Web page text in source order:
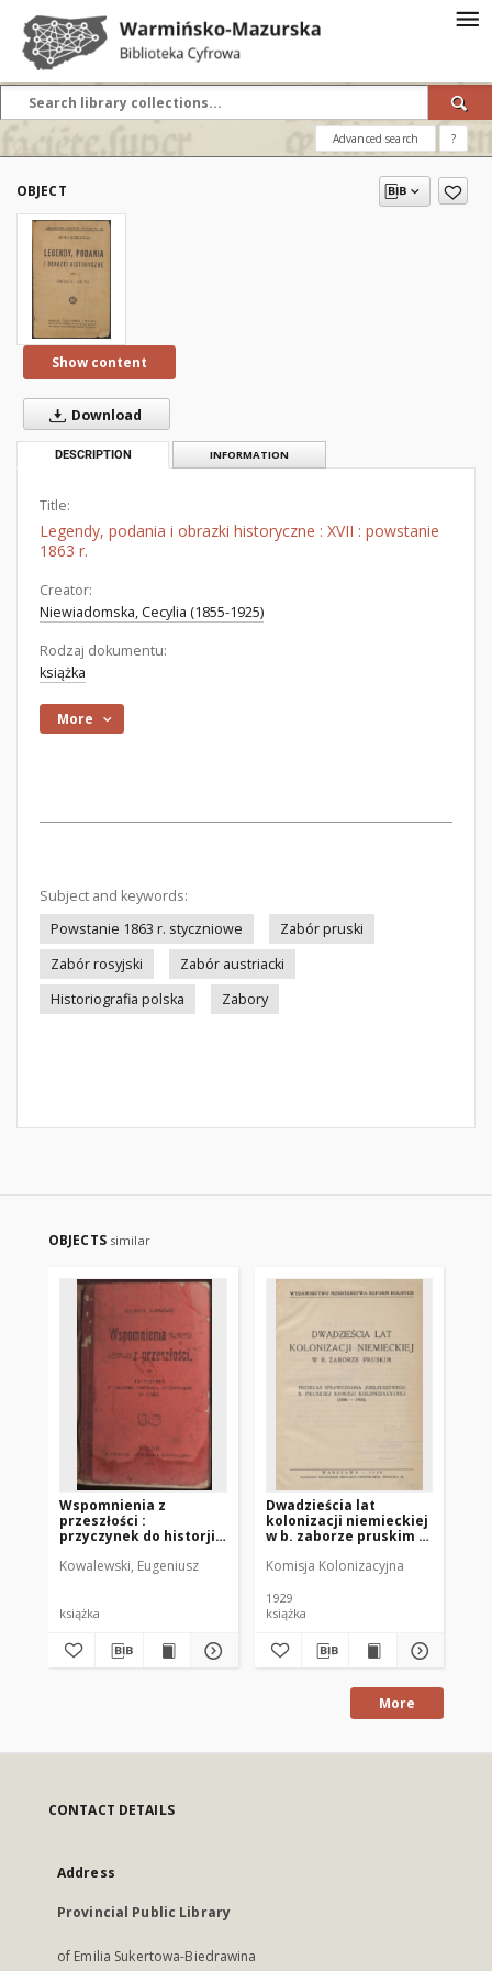
Advanced search ?
OBJECT
Show content
Download
DESCRIPTION INFORMATION
Title:
Legendy, podania i obrazki historyczne : XVII : powstanie
1863 r.
Creator:
Niewiadomska, Cecylia (1855-1925)
Rodzaj dokumentu:
książka
More
Subject and keywords:
Powstanie 1863 r. styczniowe
Zabór pruski
Zabór rosyjski
Zabór austriacki
Historiografia polska
Zabory
OBJECTS similar
Wspomnienia z
przeszłości :
przyczynek do historji
Styczniowego na Litwie
Kowalewski, Eugeniusz
książka
Dwadzieścia lat
kolonizacji niemieckiej
w b. zaborze pruskim :
jubileuszowego b.
Kolonizacyjnej (1886-
1906)
Komisja Kolonizacyjna
1929
książka
More
CONTACT DETAILS
Address
Provincial Public Library
of Emilia Sukertowa-Biedrawina